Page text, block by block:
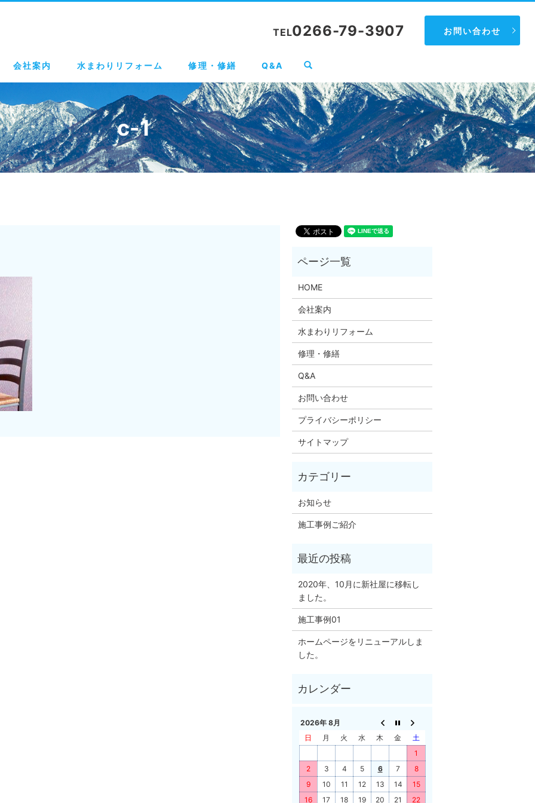
会社案内 水まわりリフォーム 修理・修繕 Q&A search
TEL0266-79-3907 お問い合わせ
c-1
HOME
会社案内
水まわりリフォーム
修理・修繕
Q&A
お問い合わせ
プライバシーポリシー
サイトマップ
お知らせ
施工事例ご紹介
2020年、10月に新社屋に移転し
ました。
施工事例01
ホームページをリニューアルしま
した。
2026年 8月
日
月 火 水 木 金
土
1
2
3 4 5 6 7
8
9
10 11 12 13 14
15
16
17 18 19 20 21 22